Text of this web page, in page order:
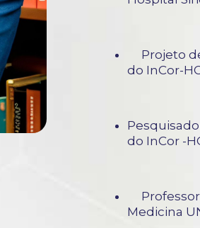
Projeto
do InCor-
do InCor -
Professor
Medicina